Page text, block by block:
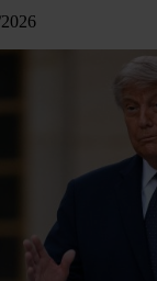
o que hayan